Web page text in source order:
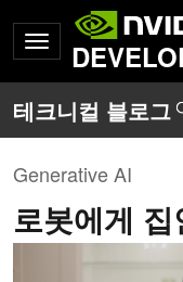
Generative AI
로봇에게